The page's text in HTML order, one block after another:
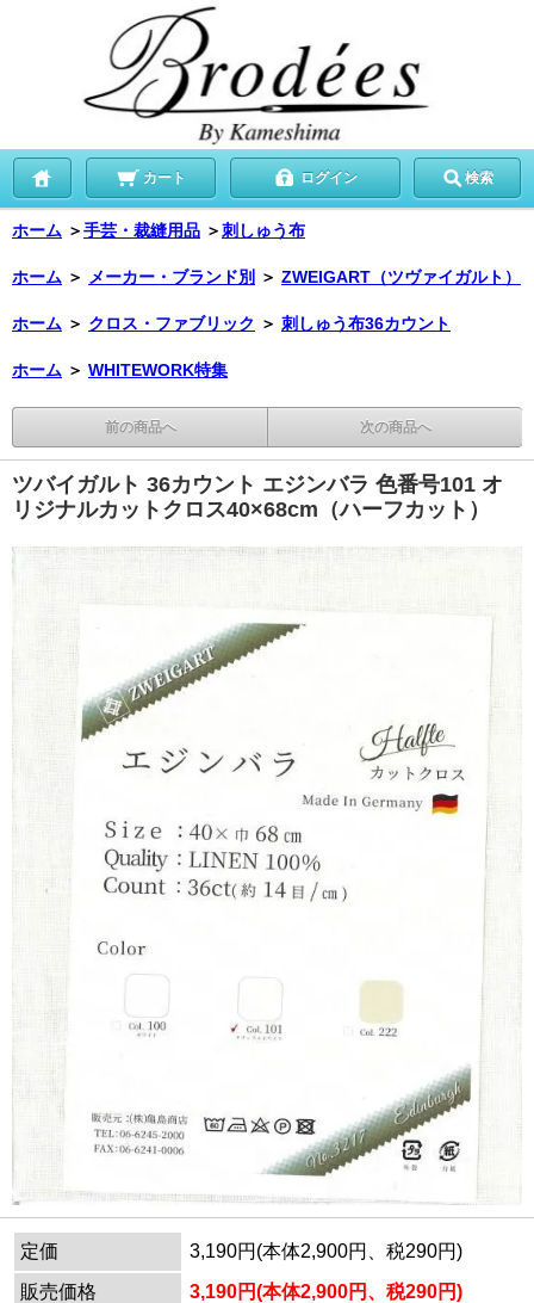
カート ログイン 検索
ホーム ＞手芸・裁縫用品 ＞刺しゅう布
ホーム ＞ メーカー・ブランド別 ＞ ZWEIGART（ツヴァイガルト）
ホーム ＞ クロス・ファブリック ＞ 刺しゅう布36カウント
ホーム ＞ WHITEWORK特集
前の商品へ 次の商品へ
ツバイガルト 36カウント エジンバラ 色番号101 オ
リジナルカットクロス40×68cm（ハーフカット）
定価
3,190円(本体2,900円、税290円)
販売価格
3,190円(本体2,900円、税290円)